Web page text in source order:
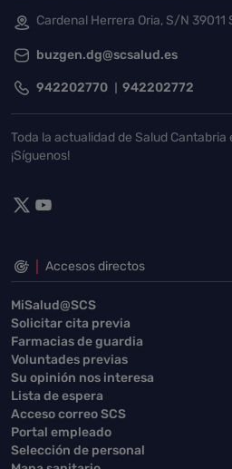
Cardenal Herrera Oria, S/N 39011
buzgen.dg@scsalud.es
942202770 942202772
Toda la actualidad de Salud Cantabria
¡Síguenos!
Accesos directos
MiSalud@SCS
Solicitar cita previa
Farmacias de guardia
Voluntades previas
Su opinión nos interesa
Lista de espera
Acceso correo SCS
Portal empleado
Selección de personal